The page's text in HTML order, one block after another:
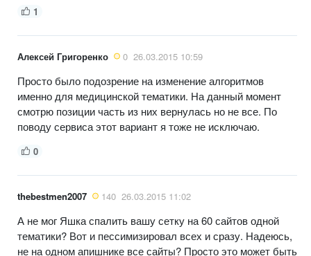
1
Алексей Григоренко 0 26.03.2015 10:59
Просто было подозрение на изменение алгоритмов
именно для медицинской тематики. На данный момент
смотрю позиции часть из них вернулась но не все. По
поводу сервиса этот вариант я тоже не исключаю.
0
thebestmen2007 140 26.03.2015 11:02
А не мог Яшка спалить вашу сетку на 60 сайтов одной
тематики? Вот и пессимизировал всех и сразу. Надеюсь,
не на одном апишнике все сайты? Просто это может быть